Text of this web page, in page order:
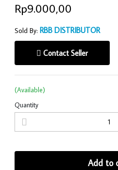
Rp9.000,00
Sold By: RBB DISTRIBUTOR
Contact Seller
(Available)
Quantity
Add to